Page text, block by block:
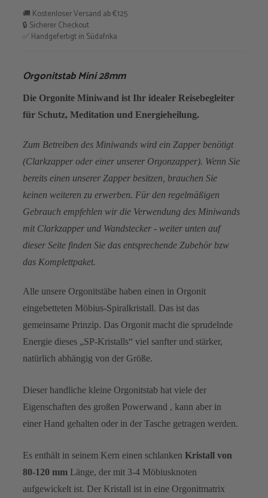
🚚 Kostenloser Versand ab €125
🔒 Sicherer Checkout
✅ Handgefertigt in Südafrika
Orgonitstab Mini 28mm
Die Orgonite Miniwand ist Ihr idealer Reisebegleiter
für Schutz, Meditation und Energieheilung.
Zum Betreiben des Miniwands wird ein Zapper benötigt
(Clarkzapper oder einer unserer Orgonzapper). Wenn Sie
bereits einen unserer Zapper besitzen, brauchen Sie
keinen weiteren zu erwerben. Für den regelmäßigen
Gebrauch empfehlen wir die Verwendung des Miniwands
mit Clarkzapper und Wandstecker - weiter unten auf
dieser Seite finden Sie das entsprechende Zubehör bzw
das Komplettpaket.
Alle unsere Orgonitstäbe haben einen in Orgonit
eingebetteten Möbius-Spiralkristall. Das ist das
gemeinsame Prinzip. Das Orgonit macht die sprudelnde
Energie dieses „SP-Kristalls“ viel sanfter und stärker,
natürlich abhängig von der Größe.
Dieser handliche kleine Orgonitstab hat viele der
Eigenschaften des großen Powerwand , kann aber in
einer Hand gehalten oder in der Tasche getragen werden.
Es enthält in seinem Kern einen schlanken Kristall von
80-120 mm Länge, der mit 3-4 Möbiusknoten
aufgewickelt ist. Der Kristall ist in eine Orgonitmatrix